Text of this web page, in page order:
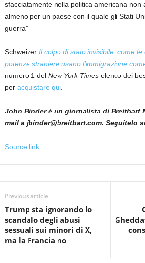
sfacciatamente nella politica americana non
almeno per un paese con il quale gli Stati
guerra”.
Schweizer Il colpo di stato invisibile: come le
potenze straniere usano l’immigrazione
numero 1 del New York Times elenco dei
per acquistare qui
John Binder è un giornalista di Breitbart
mail a jbinder@breitbart.com. Seguitelo
Source link
Previous article
Trump sta ignorando lo
scandalo degli abusi
sessuali sui minori di X,
ma la Francia no